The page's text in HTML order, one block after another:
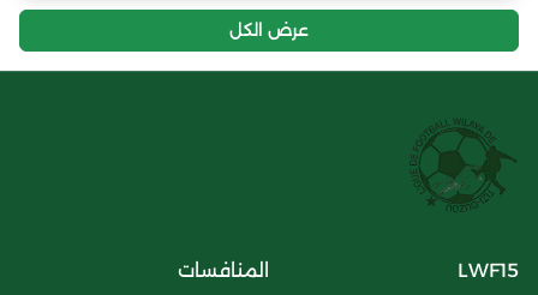
عرض الكل
LWF15 المنافسات